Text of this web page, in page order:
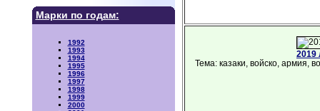
Марки по годам:
1992
1993
1994
1995
1996
1997
1998
1999
2000
2019
Тема: казаки, войско, армия,